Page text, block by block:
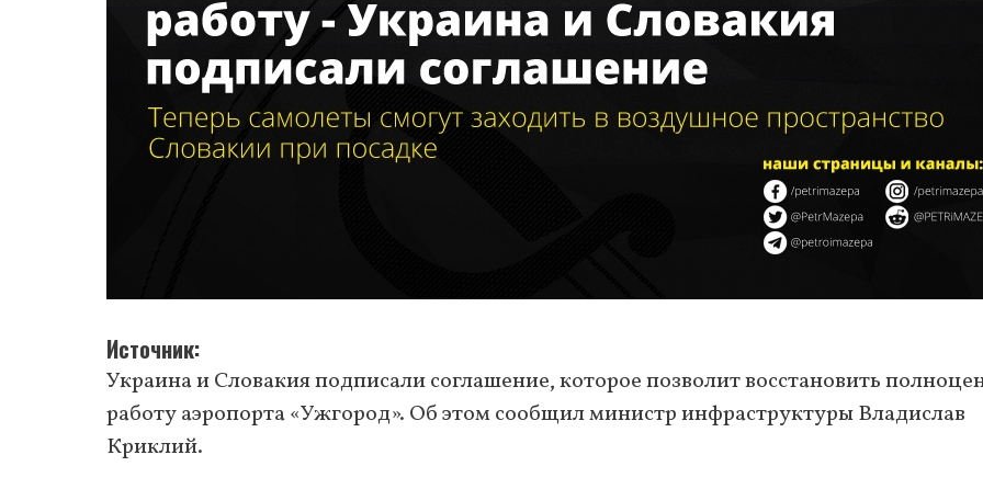
Источник
Украина и Словакия подписали соглашение, которое позволит восстановить
работу аэропорта «Ужгород». Об этом сообщил министр инфраструктуры Владислав
Криклий.